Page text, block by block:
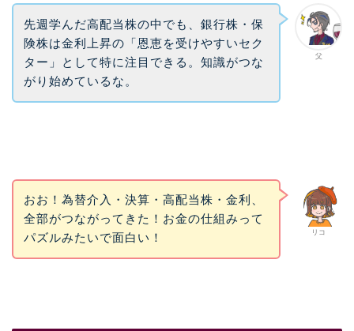
父
先週学んだ高配当株の中でも、銀行株・保
険株は金利上昇の「恩恵を受けやすいセク
ター」として特に注目できる。知識がつな
がり始めているな。
リコ
おお！為替介入・決算・高配当株・金利、
全部がつながってきた！お金の仕組みって
パズルみたいで面白い！